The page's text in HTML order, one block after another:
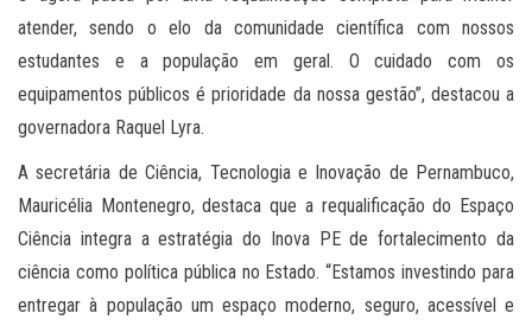
atender, sendo o elo da comunidade científica com nossos
estudantes e a população em geral. O cuidado com os
equipamentos públicos é prioridade da nossa gestão”, destacou a
governadora Raquel Lyra.
A secretária de Ciência, Tecnologia e Inovação de Pernambuco,
Mauricélia Montenegro, destaca que a requalificação do Espaço
Ciência integra a estratégia do Inova PE de fortalecimento da
ciência como política pública no Estado. “Estamos investindo para
entregar à população um espaço moderno, seguro, acessível e